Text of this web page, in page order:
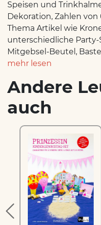
Speisen und
Dekoration, Zahlen
Thema Artikel wie
unterschiedliche Party-
Mitgebsel-Beutel,
mehr lesen
Andere
auch